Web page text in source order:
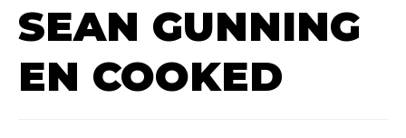
SEAN GUNNING
EN COOKED